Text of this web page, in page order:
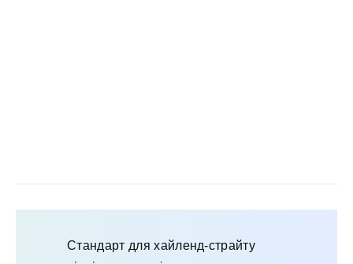
Стандарт для хайленд-страйту